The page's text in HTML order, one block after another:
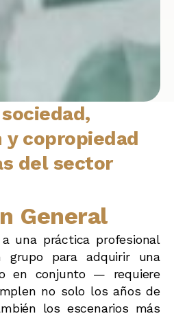
copropiedad
del sector
General
una práctica profesional
para adquirir una
en conjunto — requiere
no solo los años de
los escenarios más